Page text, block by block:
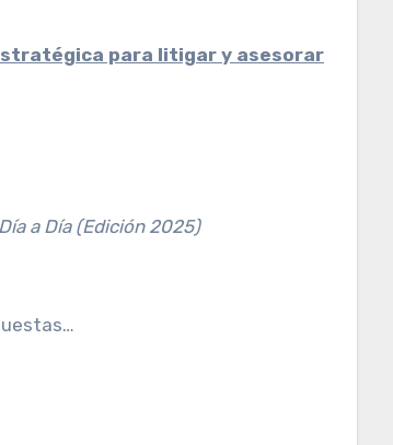
para litigar y asesorar
a Día (Edición 2025)